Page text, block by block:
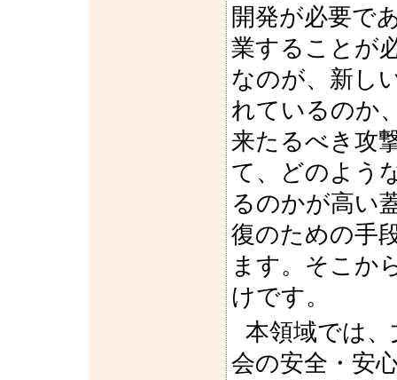
開発が必要で
業することが
なのが、新し
れているのか
来たるべき攻
て、どのよう
るのかが高い
復のための手
ます。そこか
けです。
本領域では
会の安全・安